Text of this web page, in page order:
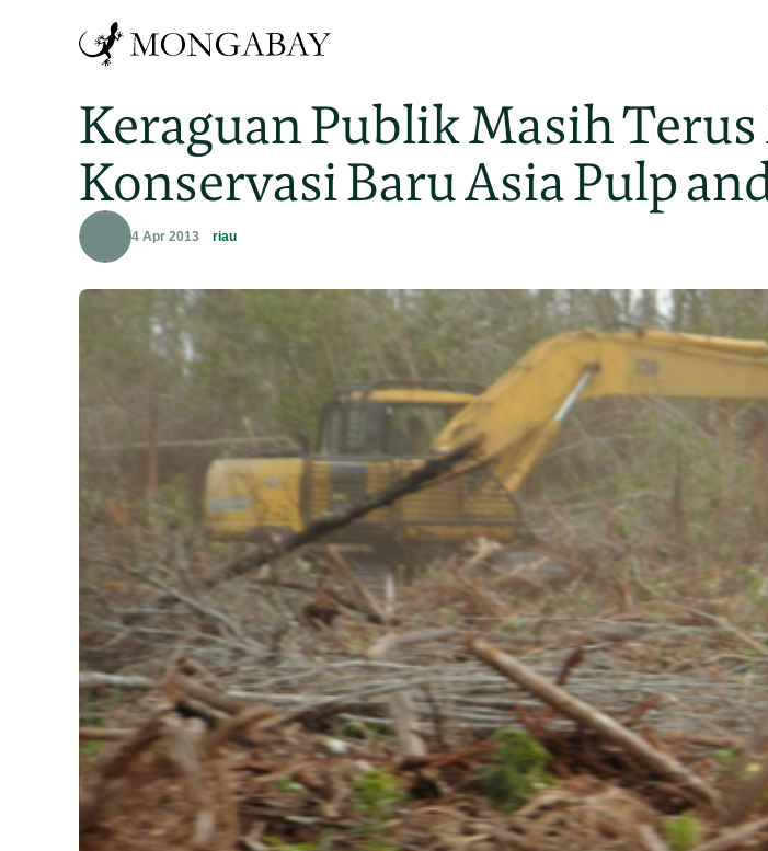
Keraguan Publik Masih
Konservasi Baru Asia Pulp
4 Apr 2013 riau